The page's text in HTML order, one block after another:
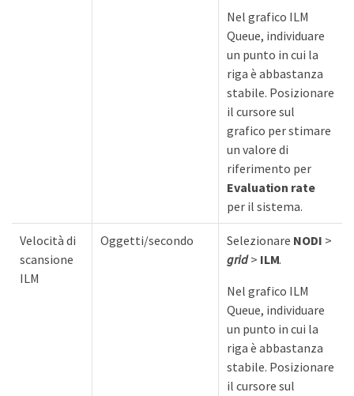
Nel grafico ILM
Queue, individuare
un punto in cui la
riga è abbastanza
stabile. Posizionare
il cursore sul
grafico per stimare
un valore di
riferimento per
Evaluation rate
per il sistema.
Velocità di
scansione
ILM
Oggetti/secondo Selezionare NODI >
grid> ILM.
Nel grafico ILM
Queue, individuare
un punto in cui la
riga è abbastanza
stabile. Posizionare
il cursore sul